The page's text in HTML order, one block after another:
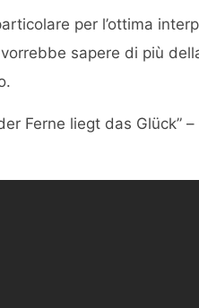
per l’ottima
sapere di più
Ferne liegt das Glück”